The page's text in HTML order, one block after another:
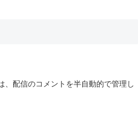
、配信のコメントを半自動的で管理し